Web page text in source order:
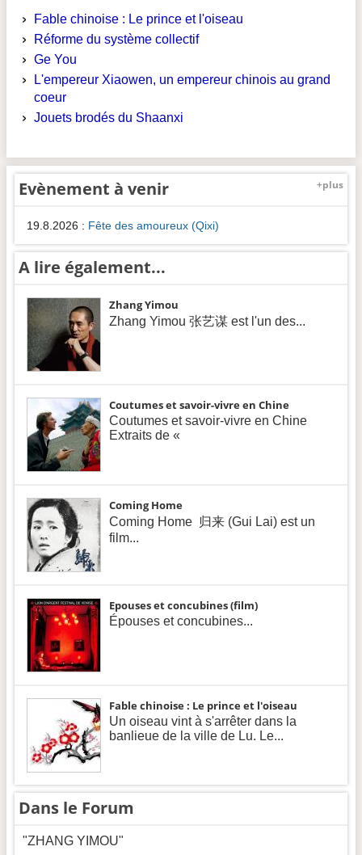
Fable chinoise : Le prince et l'oiseau
Réforme du système collectif
Ge You
L'empereur Xiaowen, un empereur chinois au grand
coeur
Jouets brodés du Shaanxi
+plus
Evènement à venir
19.8.2026 : Fête des amoureux (Qixi)
A lire également...
Zhang Yimou
Zhang Yimou 张艺谋 est l'un des...
Coutumes et savoir-vivre en Chine
Coutumes et savoir-vivre en Chine
Extraits de «
Coming Home
Coming Home 归来 (Gui Lai) est un
film...
Epouses et concubines (film)
Épouses et concubines...
Fable chinoise : Le prince et l'oiseau
Un oiseau vint à s'arrêter dans la
banlieue de la ville de Lu. Le...
Dans le Forum
"ZHANG YIMOU"